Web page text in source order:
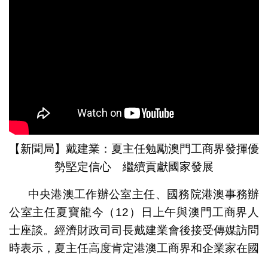
【新聞局】戴建業：夏主任勉勵澳門工商界發揮優
勢堅定信心 繼續貢獻國家發展
中央港澳工作辦公室主任、國務院港澳事務辦
公室主任夏寶龍今（12）日上午與澳門工商界人
士座談。經濟財政司司長戴建業會後接受傳媒訪問
時表示，夏主任高度肯定港澳工商界和企業家在國